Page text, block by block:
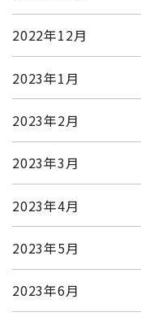
2022年12月
2023年1月
2023年2月
2023年3月
2023年4月
2023年5月
2023年6月